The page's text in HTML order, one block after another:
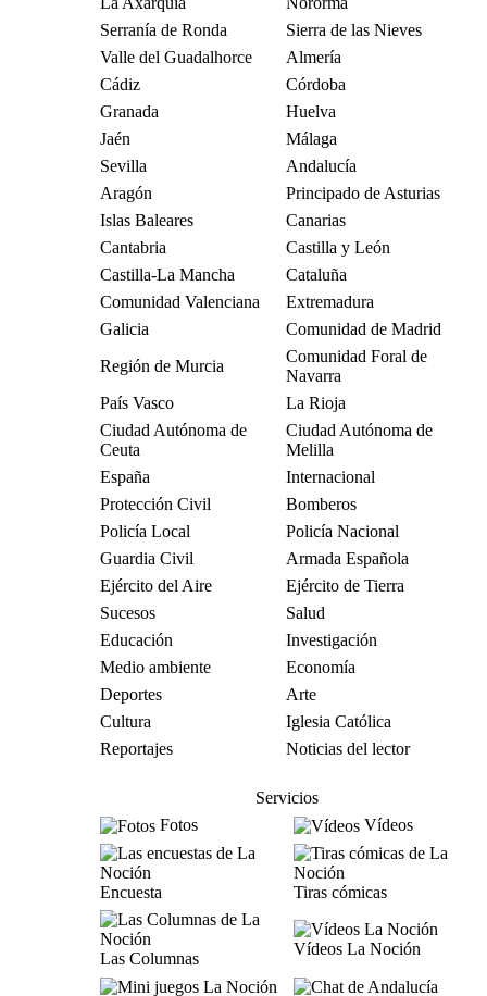
Serranía de Ronda
Sierra de las Nieves
Valle del Guadalhorce
Almería
Cádiz
Córdoba
Granada
Huelva
Jaén
Málaga
Sevilla
Andalucía
Aragón
Principado de Asturias
Islas Baleares
Canarias
Cantabria
Castilla y León
Castilla-La Mancha
Cataluña
Comunidad Valenciana
Extremadura
Galicia
Comunidad de Madrid
Región de Murcia
Comunidad Foral de
Navarra
País Vasco
La Rioja
Ciudad Autónoma de
Ceuta
Ciudad Autónoma de
Melilla
España
Internacional
Protección Civil
Bomberos
Policía Local
Policía Nacional
Guardia Civil
Armada Española
Ejército del Aire
Ejército de Tierra
Sucesos
Salud
Educación
Investigación
Medio ambiente
Economía
Deportes
Arte
Cultura
Iglesia Católica
Reportajes
Noticias del lector
Servicios
Fotos
Vídeos
Encuesta Tiras cómicas
Las Columnas
Vídeos La Noción